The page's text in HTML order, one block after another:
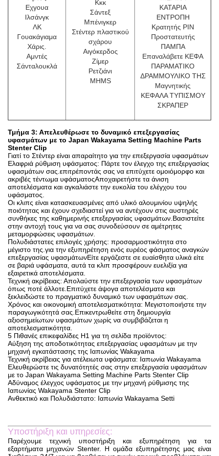
Εχγουα
Ιλσάνγκ
ΛΚ
Γουακάγιαμα
Χάρις.
Αμντές
Σάνταλουκλά
Κκκ
Σάντεξ
Μπένιγκερ
Στέντερ πλαστικού
σχάρου
Αιγόκερδος
Ζίμερ
Ρετζιάνι
MHMS
ΚΑΤΑΡΙΑ
ΕΝΤΡΟΠΗ
Κρατητής PIN
Προστατευτής
ΠΑΜΠΑ
Επαναλάβετε ΚΕΦΑ
ΠΑΡΑΜΑΤΙΚΟ
ΔΡΑΜΜΟΥΛΙΚΟ ΤΗΣ
Μαγνητικής
ΚΕΦΑΛΑ ΤΥΠΙΣΜΟΥ
ΣΚΡΑΠΕΡ
Τμήμα 3: Απελευθέρωσε το δυναμικό επεξεργασίας
υφασμάτων με το Japan Wakayama Setting Machine Parts
Stenter Clip
Γιατί το Στέντερ είναι απαραίτητο για την επεξεργασία υφασμάτων
Ελαφριά ρύθμιση υφάσματος: Πάρτε τον έλεγχο της επεξεργασίας
υφασμάτων σας.επιτρέποντάς σας να επιτύχετε ομοιόμορφο και
ακριβές τέντωμα υφάσματοςΑποχαιρετήστε τα άνιση
αποτελέσματα και αγκαλιάστε την ευκολία του ελέγχου του
υφάσματος.
Οι κλιπς είναι κατασκευασμένες από υλικό αλουμινίου υψηλής
ποιότητας και έχουν σχεδιαστεί για να αντέχουν στις αυστηρές
συνθήκες της καθημερινής επεξεργασίας υφασμάτων.Βασιστείτε
στην αντοχή τους για να σας συνοδεύσουν σε αμέτρητες
μεταμορφώσεις υφασμάτων.
Πολυδιάστατες επιλογές χρήσης: προσαρμοστικότητα στο
μέγιστο της.για την εξυπηρέτηση ενός ευρέος φάσματος αναγκών
επεξεργασίας υφασμάτωνΕίτε εργάζεστε σε ευαίσθητα υλικά είτε
σε βαριά υφάσματα, αυτά τα κλιπ προσφέρουν ευελιξία για
εξαιρετικά αποτελέσματα.
Τεχνική ακρίβειας: Απολαύστε την επεξεργασία των υφασμάτων
όπως ποτέ άλλοτε.Επιτύχετε άψογα αποτελέσματα και
ξεκλειδώστε το πραγματικό δυναμικό των υφασμάτων σας.
Χρόνος και οικονομική αποτελεσματικότητα: Μεγιστοποιήστε την
παραγωγικότητά σας.Επικεντρωθείτε στη δημιουργία
αξιοσημείωτων υφασμάτων χωρίς να συμβιβάζεται η
αποτελεσματικότητα.
5 Πιθανές επικεφαλίδες H1 για τη σελίδα προϊόντος:
Αύξηση της αποδοτικότητας επεξεργασίας υφασμάτων με την
μηχανή εγκατάστασης της Ιαπωνίας Wakayama
Τεχνική ακρίβειας για ατέλειωτα υφάσματα: Ιαπωνία Wakayama
Ελευθερώστε τις δυνατότητές σας στην επεξεργασία υφασμάτων
με το Japan Wakayama Setting Machine Parts Stenter Clip
Αδύναμος έλεγχος υφάσματος με την μηχανή ρύθμισης της
Ιαπωνίας Wakayama Stenter Clip
Ανθεκτικό και Πολυδιάστατο: Ιαπωνία Wakayama Setti